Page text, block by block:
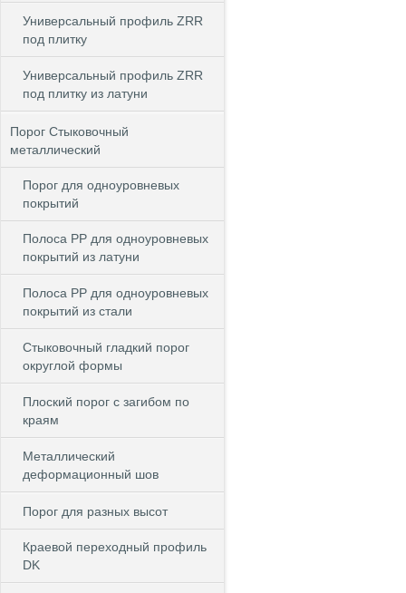
Универсальный профиль ZRR
под плитку
Универсальный профиль ZRR
под плитку из латуни
Порог Стыковочный
металлический
Порог для одноуровневых
покрытий
Полоса PP для одноуровневых
покрытий из латуни
Полоса PP для одноуровневых
покрытий из стали
Стыковочный гладкий порог
округлой формы
Плоский порог с загибом по
краям
Металлический
деформационный шов
Порог для разных высот
Краевой переходный профиль
DK